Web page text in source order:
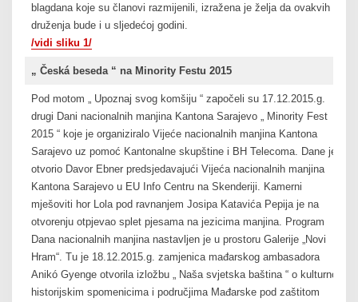
blagdana koje su članovi razmijenili, izražena je želja da ovakvih
druženja bude i u sljedećoj godini.
/vidi sliku 1/
„ Česká beseda “ na Minority Festu 2015
Pod motom „ Upoznaj svog komšiju “ započeli su 17.12.2015.g.
drugi Dani nacionalnih manjina Kantona Sarajevo „ Minority Fest
2015 “ koje je organiziralo Vijeće nacionalnih manjina Kantona
Sarajevo uz pomoć Kantonalne skupštine i BH Telecoma. Dane je
otvorio Davor Ebner predsjedavajući Vijeća nacionalnih manjina
Kantona Sarajevo u EU Info Centru na Skenderiji. Kamerni
mješoviti hor Lola pod ravnanjem Josipa Katavića Pepija je na
otvorenju otpjevao splet pjesama na jezicima manjina. Program
Dana nacionalnih manjina nastavljen je u prostoru Galerije „Novi
Hram“. Tu je 18.12.2015.g. zamjenica mađarskog ambasadora
Anikó Gyenge otvorila izložbu „ Naša svjetska baština “ o kulturno-
historijskim spomenicima i područjima Mađarske pod zaštitom